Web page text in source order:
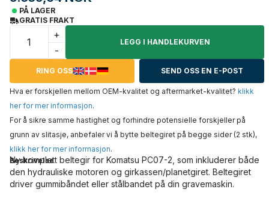
PÅ LAGER
GRATIS FRAKT
+
-
LEGG I HANDLEKURVEN
RING OSS SEND OSS EN E-POST
Hva er forskjellen mellom OEM-kvalitet og aftermarket-kvalitet? klikk
her for mer informasjon.
For å sikre samme hastighet og forhindre potensielle forskjeller på
grunn av slitasje, anbefaler vi å bytte beltegiret på begge sider (2 stk),
klikk her for mer informasjon.
Beskrivelse
Ny komplett beltegir for Komatsu PC07-2, som inkluderer både
den hydrauliske motoren og girkassen/planetgiret. Beltegiret
driver gummibåndet eller stålbandet på din gravemaskin.